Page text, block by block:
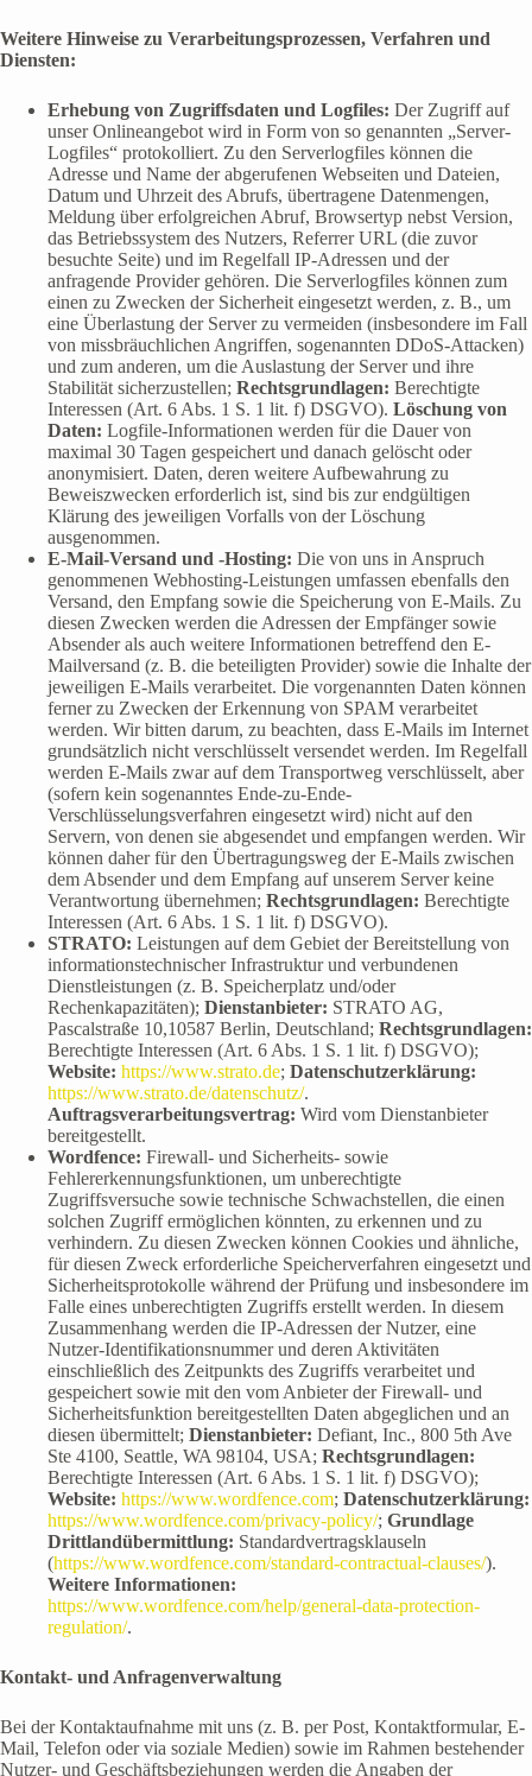
Weitere Hinweise zu Verarbeitungsprozessen, Verfahren und
Diensten:
Erhebung von Zugriffsdaten und Logfiles: Der Zugriff auf
unser Onlineangebot wird in Form von so genannten „Server-
Logfiles“ protokolliert. Zu den Serverlogfiles können die
Adresse und Name der abgerufenen Webseiten und Dateien,
Datum und Uhrzeit des Abrufs, übertragene Datenmengen,
Meldung über erfolgreichen Abruf, Browsertyp nebst Version,
das Betriebssystem des Nutzers, Referrer URL (die zuvor
besuchte Seite) und im Regelfall IP-Adressen und der
anfragende Provider gehören. Die Serverlogfiles können zum
einen zu Zwecken der Sicherheit eingesetzt werden, z. B., um
eine Überlastung der Server zu vermeiden (insbesondere im Fall
von missbräuchlichen Angriffen, sogenannten DDoS-Attacken)
und zum anderen, um die Auslastung der Server und ihre
Stabilität sicherzustellen; Rechtsgrundlagen: Berechtigte
Interessen (Art. 6 Abs. 1 S. 1 lit. f) DSGVO). Löschung von
Daten: Logfile-Informationen werden für die Dauer von
maximal 30 Tagen gespeichert und danach gelöscht oder
anonymisiert. Daten, deren weitere Aufbewahrung zu
Beweiszwecken erforderlich ist, sind bis zur endgültigen
Klärung des jeweiligen Vorfalls von der Löschung
ausgenommen.
E-Mail-Versand und -Hosting: Die von uns in Anspruch
genommenen Webhosting-Leistungen umfassen ebenfalls den
Versand, den Empfang sowie die Speicherung von E-Mails. Zu
diesen Zwecken werden die Adressen der Empfänger sowie
Absender als auch weitere Informationen betreffend den E-
Mailversand (z. B. die beteiligten Provider) sowie die Inhalte der
jeweiligen E-Mails verarbeitet. Die vorgenannten Daten können
ferner zu Zwecken der Erkennung von SPAM verarbeitet
werden. Wir bitten darum, zu beachten, dass E-Mails im Internet
grundsätzlich nicht verschlüsselt versendet werden. Im Regelfall
werden E-Mails zwar auf dem Transportweg verschlüsselt, aber
(sofern kein sogenanntes Ende-zu-Ende-
Verschlüsselungsverfahren eingesetzt wird) nicht auf den
Servern, von denen sie abgesendet und empfangen werden. Wir
können daher für den Übertragungsweg der E-Mails zwischen
dem Absender und dem Empfang auf unserem Server keine
Verantwortung übernehmen; Rechtsgrundlagen: Berechtigte
Interessen (Art. 6 Abs. 1 S. 1 lit. f) DSGVO).
STRATO: Leistungen auf dem Gebiet der Bereitstellung von
informationstechnischer Infrastruktur und verbundenen
Dienstleistungen (z. B. Speicherplatz und/oder
Rechenkapazitäten); Dienstanbieter: STRATO AG,
Pascalstraße 10,10587 Berlin, Deutschland; Rechtsgrundlagen:
Berechtigte Interessen (Art. 6 Abs. 1 S. 1 lit. f) DSGVO);
Website: https://www.strato.de; Datenschutzerklärung:
https://www.strato.de/datenschutz/.
Auftragsverarbeitungsvertrag: Wird vom Dienstanbieter
bereitgestellt.
Wordfence: Firewall- und Sicherheits- sowie
Fehlererkennungsfunktionen, um unberechtigte
Zugriffsversuche sowie technische Schwachstellen, die einen
solchen Zugriff ermöglichen könnten, zu erkennen und zu
verhindern. Zu diesen Zwecken können Cookies und ähnliche,
für diesen Zweck erforderliche Speicherverfahren eingesetzt und
Sicherheitsprotokolle während der Prüfung und insbesondere im
Falle eines unberechtigten Zugriffs erstellt werden. In diesem
Zusammenhang werden die IP-Adressen der Nutzer, eine
Nutzer-Identifikationsnummer und deren Aktivitäten
einschließlich des Zeitpunkts des Zugriffs verarbeitet und
gespeichert sowie mit den vom Anbieter der Firewall- und
Sicherheitsfunktion bereitgestellten Daten abgeglichen und an
diesen übermittelt; Dienstanbieter: Defiant, Inc., 800 5th Ave
Ste 4100, Seattle, WA 98104, USA; Rechtsgrundlagen:
Berechtigte Interessen (Art. 6 Abs. 1 S. 1 lit. f) DSGVO);
Website: https://www.wordfence.com; Datenschutzerklärung:
https://www.wordfence.com/privacy-policy/; Grundlage
Drittlandübermittlung: Standardvertragsklauseln
(https://www.wordfence.com/standard-contractual-clauses/).
Weitere Informationen:
https://www.wordfence.com/help/general-data-protection-
regulation/.
Kontakt- und Anfragenverwaltung
Bei der Kontaktaufnahme mit uns (z. B. per Post, Kontaktformular, E-
Mail, Telefon oder via soziale Medien) sowie im Rahmen bestehender
Nutzer- und Geschäftsbeziehungen werden die Angaben der